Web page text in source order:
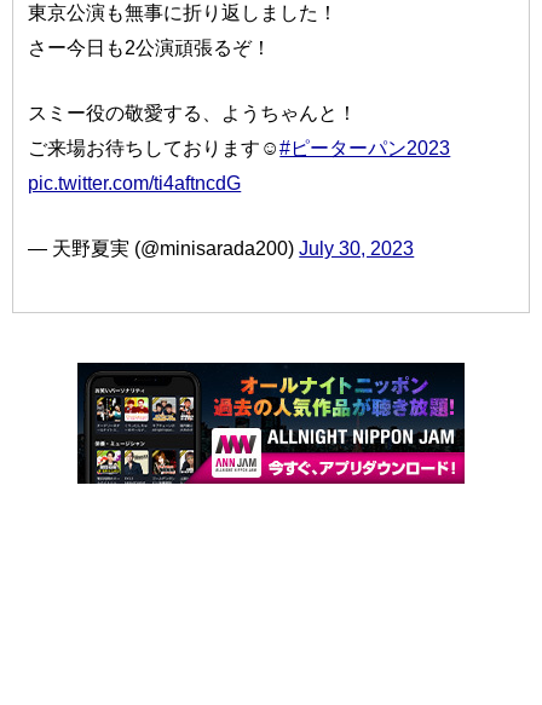
東京公演も無事に折り返しました！
さー今日も2公演頑張るぞ！
スミー役の敬愛する、ようちゃんと！
ご来場お待ちしております☺️#ピーターパン2023
pic.twitter.com/ti4aftncdG
— 天野夏実 (@minisarada200)July 30, 2023